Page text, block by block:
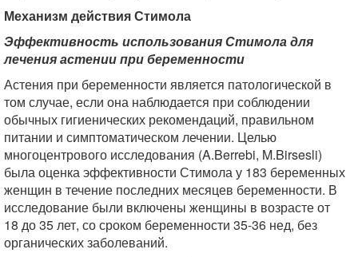
Механизм действия Стимола
Эффективность использования Стимола для
лечения астении при беременности
Астения при беременности является патологической в
том случае, если она наблюдается при соблюдении
обычных гигиенических рекомендаций, правильном
питании и симптоматическом лечении. Целью
многоцентрового исследования (A.Berrebi, M.Birsesli)
была оценка эффективности Стимола у 183 беременных
женщин в течение последних месяцев беременности. В
исследование были включены женщины в возрасте от
18 до 35 лет, со сроком беременности 35-36 нед, без
органических заболеваний.